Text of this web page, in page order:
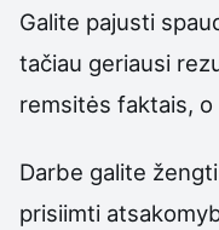
Galite pajusti
tačiau geriausi
remsitės faktais, o
Darbe galite
prisiimti